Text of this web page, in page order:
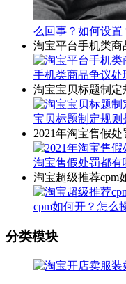
么回事？如何设置
淘宝平台手机类商
手机类商品争议处
淘宝宝贝标题制定
宝贝标题制定规则
2021年淘宝售假
淘宝售假处罚都有
淘宝超级推荐cpm
cpm如何开？怎么
分类模块